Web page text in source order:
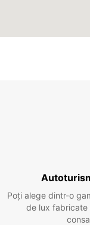
Poți alege dintr-o
de lux